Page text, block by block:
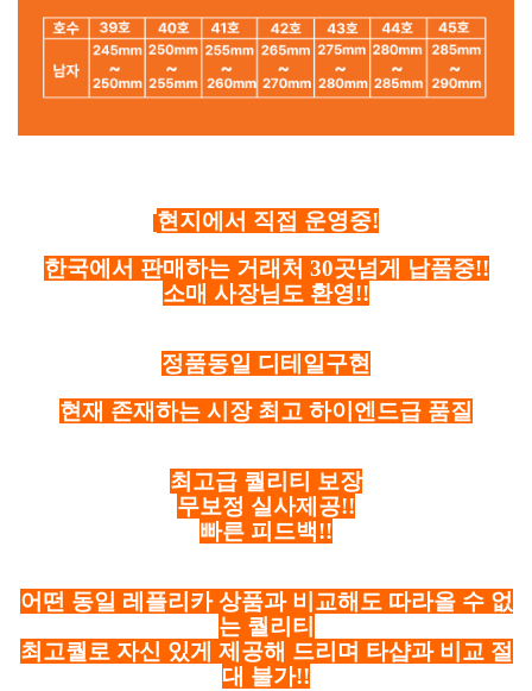
현지에서 직접 운영중!
한국에서 판매하는 거래처 30곳넘게 납품중!!
소매 사장님도 환영!!
정품동일 디테일구현
현재 존재하는 시장 최고 하이엔드급 품질
최고급 퀄리티 보장
무보정 실사제공!!
빠른 피드백!!
어떤 동일 레플리카 상품과 비교해도 따라올 수 없
는 퀄리티
최고퀄로 자신 있게 제공해 드리며 타샵과 비교 절
대 불가!!